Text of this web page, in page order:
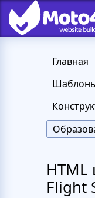
Главная
Flight